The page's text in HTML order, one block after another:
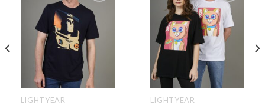
LIGHTYEAR LIGHTYEAR